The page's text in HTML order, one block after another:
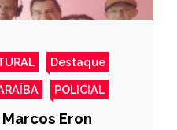
Destaque
POLICIAL
Eron